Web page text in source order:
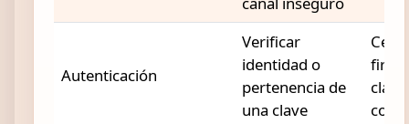
Autenticación
Verificar
identidad o
pertenencia de
una clave